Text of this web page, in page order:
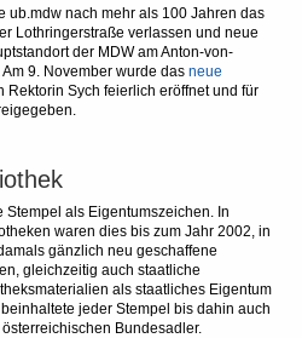
ub.mdw nach mehr als 100 Jahren das
Lothringerstraße verlassen und neue
der MDW am Anton-von-
9. November wurde das neue
Rektorin Sych feierlich eröffnet und für
als Eigentumszeichen. In
waren dies bis zum Jahr 2002, in
gänzlich neu geschaffene
gleichzeitig auch staatliche
als staatliches Eigentum
jeder Stempel bis dahin auch
Bundesadler.